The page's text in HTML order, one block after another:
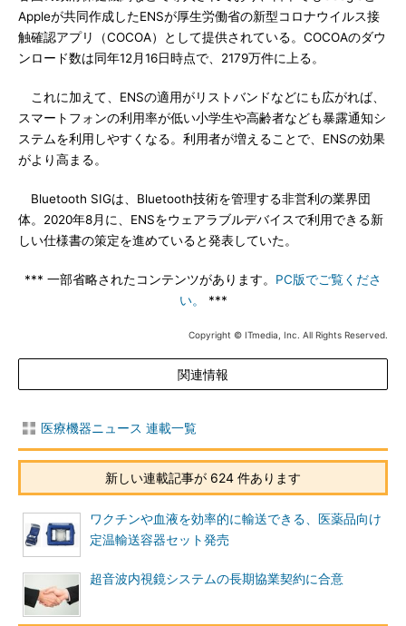
Appleが共同作成したENSが厚生労働省の新型コロナウイルス接
触確認アプリ（COCOA）として提供されている。COCOAのダウ
ンロード数は同年12月16日時点で、2179万件に上る。
これに加えて、ENSの適用がリストバンドなどにも広がれば、
スマートフォンの利用率が低い小学生や高齢者なども暴露通知シ
ステムを利用しやすくなる。利用者が増えることで、ENSの効果
がより高まる。
Bluetooth SIGは、Bluetooth技術を管理する非営利の業界団
体。2020年8月に、ENSをウェアラブルデバイスで利用できる新
しい仕様書の策定を進めていると発表していた。
*** 一部省略されたコンテンツがあります。 PC版でご覧くださ
い。
***
Copyright © ITmedia, Inc. All Rights Reserved.
関連情報
医療機器ニュース 連載一覧
新しい連載記事が 624 件あります
ワクチンや血液を効率的に輸送できる、医薬品向け
定温輸送容器セット発売
超音波内視鏡システムの長期協業契約に合意